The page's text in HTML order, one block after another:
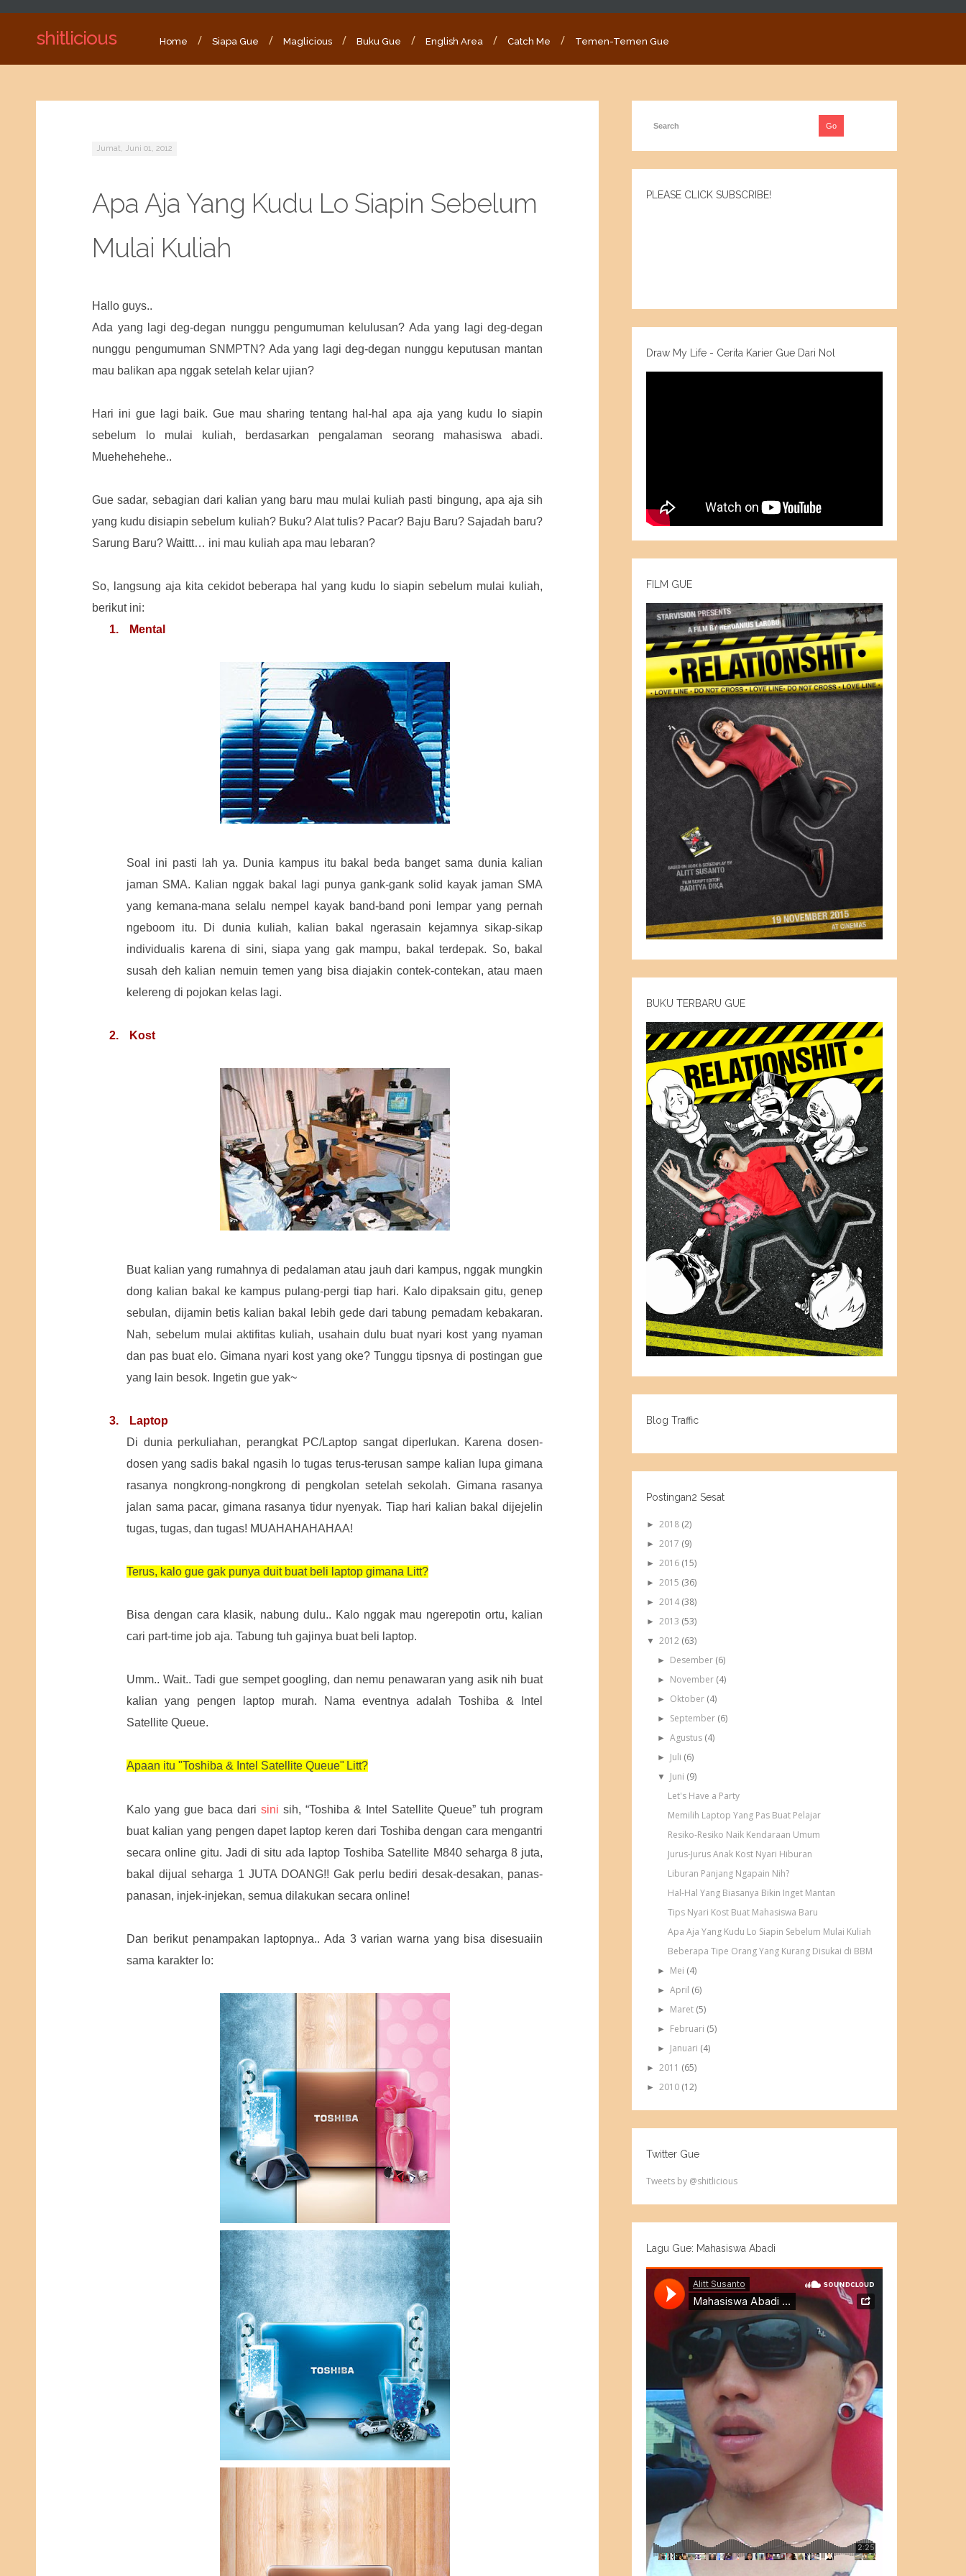
shitlicious Home Siapa Gue Maglicious Buku Gue English Area Catch Me Temen-Temen Gue
Jumat, Juni 01, 2012
Apa Aja Yang Kudu Lo Siapin Sebelum
Mulai Kuliah
Hallo guys..
Ada yang lagi deg-degan nunggu pengumuman kelulusan? Ada yang lagi deg-degan
nunggu pengumuman SNMPTN? Ada yang lagi deg-degan nunggu keputusan mantan
mau balikan apa nggak setelah kelar ujian?
Hari ini gue lagi baik. Gue mau sharing tentang hal-hal apa aja yang kudu lo siapin
sebelum lo mulai kuliah, berdasarkan pengalaman seorang mahasiswa abadi.
Muehehehehe..
Gue sadar, sebagian dari kalian yang baru mau mulai kuliah pasti bingung, apa aja sih
yang kudu disiapin sebelum kuliah? Buku? Alat tulis? Pacar? Baju Baru? Sajadah baru?
Sarung Baru? Waittt… ini mau kuliah apa mau lebaran?
So, langsung aja kita cekidot beberapa hal yang kudu lo siapin sebelum mulai kuliah,
berikut ini:
1.
Mental
Soal ini pasti lah ya. Dunia kampus itu bakal beda banget sama dunia kalian
jaman SMA. Kalian nggak bakal lagi punya gank-gank solid kayak jaman SMA
yang kemana-mana selalu nempel kayak band-band poni lempar yang pernah
ngeboom itu. Di dunia kuliah, kalian bakal ngerasain kejamnya sikap-sikap
individualis karena di sini, siapa yang gak mampu, bakal terdepak. So, bakal
susah deh kalian nemuin temen yang bisa diajakin contek-contekan, atau maen
kelereng di pojokan kelas lagi.
2. Kost
Buat kalian yang rumahnya di pedalaman atau jauh dari kampus, nggak mungkin
dong kalian bakal ke kampus pulang-pergi tiap hari. Kalo dipaksain gitu, genep
sebulan, dijamin betis kalian bakal lebih gede dari tabung pemadam kebakaran.
Nah, sebelum mulai aktifitas kuliah, usahain dulu buat nyari kost yang nyaman
dan pas buat elo. Gimana nyari kost yang oke? Tunggu tipsnya di postingan gue
yang lain besok. Ingetin gue yak~
3.
Laptop
Di dunia perkuliahan, perangkat PC/Laptop sangat diperlukan. Karena dosen-
dosen yang sadis bakal ngasih lo tugas terus-terusan sampe kalian lupa gimana
rasanya nongkrong-nongkrong di pengkolan setelah sekolah. Gimana rasanya
jalan sama pacar, gimana rasanya tidur nyenyak. Tiap hari kalian bakal dijejelin
tugas, tugas, dan tugas! MUAHAHAHAHAA!
Terus, kalo gue gak punya duit buat beli laptop gimana Litt?
Bisa dengan cara klasik, nabung dulu.. Kalo nggak mau ngerepotin ortu, kalian
cari part-time job aja. Tabung tuh gajinya buat beli laptop.
Umm.. Wait.. Tadi gue sempet googling, dan nemu penawaran yang asik nih buat
kalian yang pengen laptop murah. Nama eventnya adalah Toshiba & Intel
Satellite Queue.
Apaan itu "Toshiba & Intel Satellite Queue" Litt?
Kalo yang gue baca darisini sih, “Toshiba & Intel Satellite Queue” tuh program
buat kalian yang pengen dapet laptop keren dari Toshiba dengan cara mengantri
secara online gitu. Jadi di situ ada laptop Toshiba Satellite M840 seharga 8 juta,
bakal dijual seharga 1 JUTA DOANG!! Gak perlu bediri desak-desakan, panas-
panasan, injek-injekan, semua dilakukan secara online!
Dan berikut penampakan laptopnya.. Ada 3 varian warna yang bisa disesuaiin
sama karakter lo:
PLEASE CLICK SUBSCRIBE!
Draw My Life - Cerita Karier Gue Dari Nol
FILM GUE
BUKU TERBARU GUE
Blog Traffic
Postingan2 Sesat
►2018 (2)
►2017 (9)
►2016 (15)
►2015 (36)
►2014 (38)
►2013 (53)
▼2012 (63)
► Desember (6)
► November (4)
► Oktober (4)
► September (6)
► Agustus (4)
► Juli (6)
▼ Juni (9)
Let's Have a Party
Memilih Laptop Yang Pas Buat Pelajar
Resiko-Resiko Naik Kendaraan Umum
Jurus-Jurus Anak Kost Nyari Hiburan
Liburan Panjang Ngapain Nih?
Hal-Hal Yang Biasanya Bikin Inget Mantan
Tips Nyari Kost Buat Mahasiswa Baru
Apa Aja Yang Kudu Lo Siapin Sebelum Mulai Kuliah
Beberapa Tipe Orang Yang Kurang Disukai di BBM
► Mei (4)
► April (6)
► Maret (5)
► Februari (5)
► Januari (4)
►2011 (65)
►2010 (12)
Twitter Gue
Tweets by @shitlicious
Lagu Gue: Mahasiswa Abadi